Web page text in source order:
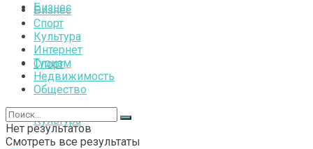
Бизнес
Спорт
Культура
Бизнес
Спорт
Культура
Интернет
Туризм
Недвижимость
Общество
Нет результатов
Смотреть все результаты